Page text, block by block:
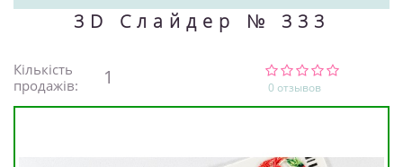
3D Слайдер № 333
Кількість
продажів:
1 0 отзывов